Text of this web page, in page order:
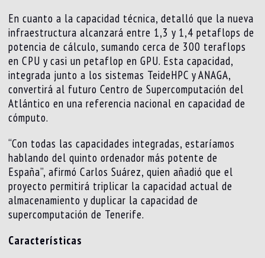
En cuanto a la capacidad técnica, detalló que la nueva
infraestructura alcanzará entre 1,3 y 1,4 petaflops de
potencia de cálculo, sumando cerca de 300 teraflops
en CPU y casi un petaflop en GPU. Esta capacidad,
integrada junto a los sistemas TeideHPC y ANAGA,
convertirá al futuro Centro de Supercomputación del
Atlántico en una referencia nacional en capacidad de
cómputo.
“Con todas las capacidades integradas, estaríamos
hablando del quinto ordenador más potente de
España”, afirmó Carlos Suárez, quien añadió que el
proyecto permitirá triplicar la capacidad actual de
almacenamiento y duplicar la capacidad de
supercomputación de Tenerife.
Características